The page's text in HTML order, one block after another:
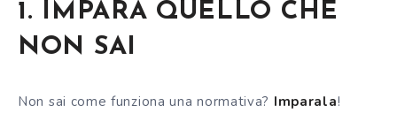
1. IMPARA QUELLO CHE
NON SAI
Non sai come funziona una normativa? Imparala!